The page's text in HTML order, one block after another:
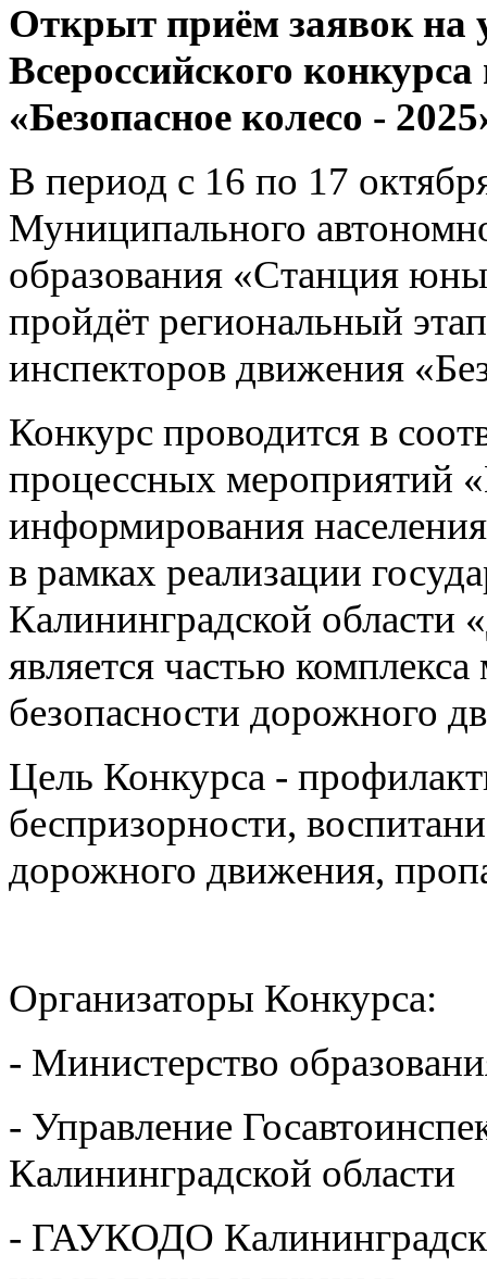
Открыт приём заявок на
Всероссийского
«Безопасное колесо -
В период с 16 по 17
Муниципального
образования «Станция
пройдёт региональный
инспекторов движения
Конкурс проводится в
процессных мероприятий
информирования
в рамках реализации
Калининградской области
является частью
безопасности дорожного
Цель Конкурса -
беспризорности,
дорожного движения,
Организаторы Конкурса:
- Министерство
- Управление
Калининградской области
- ГАУКОДО